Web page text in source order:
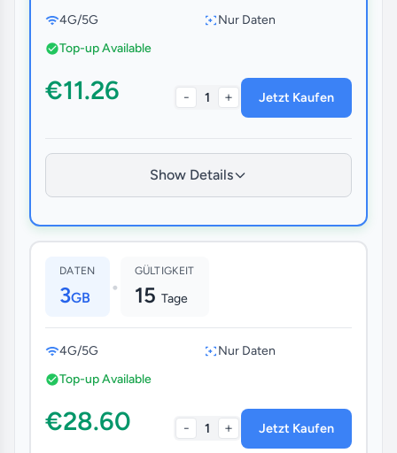
4G/5G
Nur Daten
Top-up Available
€11.26 - 1 + Jetzt Kaufen
Show Details
DATEN
3GB •
GÜLTIGKEIT
15 Tage
4G/5G
Nur Daten
Top-up Available
€28.60 - 1 + Jetzt Kaufen